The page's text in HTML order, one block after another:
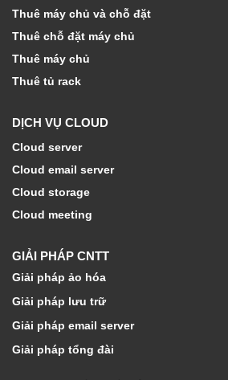
Thuê máy chủ và chỗ đặt
Thuê chỗ đặt máy chủ
Thuê máy chủ
Thuê tủ rack
DỊCH VỤ CLOUD
Cloud server
Cloud email server
Cloud storage
Cloud meeting
GIẢI PHÁP CNTT
Giải pháp ảo hóa
Giải pháp lưu trữ
Giải pháp email server
Giải pháp tổng đài